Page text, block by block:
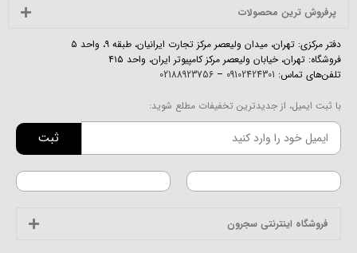
پرفروش ترین محصولات
دفتر مرکزی: تهران، میدان ولیعصر مرکز تجارت ایرانیان، طبقه ۹، واحد ۵
فروشگاه: تهران، خیابان ولیعصر مرکز کامپیوتر ایران، واحد ۴۱۵
تلفن‌های تماس: 09102424301
–
02188923756
با ثبت ایمیل، از جدیدترین تخفیفات مطلع شوید:
ثبت
فروشگاه اینترنتی سجرون